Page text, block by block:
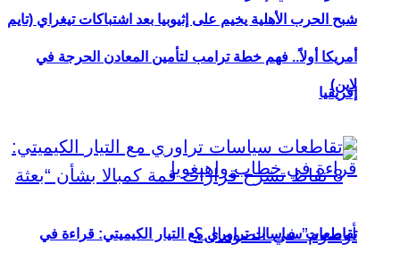
شبح الحرب الأهلية يخيم على إثيوبيا بعد اشتباكات تيغراي (تايم
لاين)
أمريكا أولاً.. فهم خطة ترامب لتأمين المعادن الحرجة في
إفريقيا
تقاطعات سياسات تراوري مع التيار الكيميتي: قراءة في